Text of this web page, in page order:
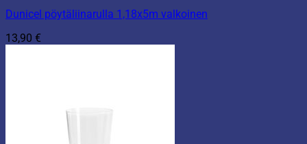
Dunicel pöytäliinarulla 1,18x5m valkoinen
13,90 €